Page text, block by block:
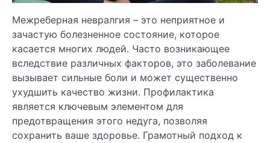
Межреберная невралгия – это неприятное и
зачастую болезненное состояние, которое
касается многих людей. Часто возникающее
вследствие различных факторов, это заболевание
вызывает сильные боли и может существенно
ухудшить качество жизни. Профилактика
является ключевым элементом для
предотвращения этого недуга, позволяя
сохранить ваше здоровье. Грамотный подход к